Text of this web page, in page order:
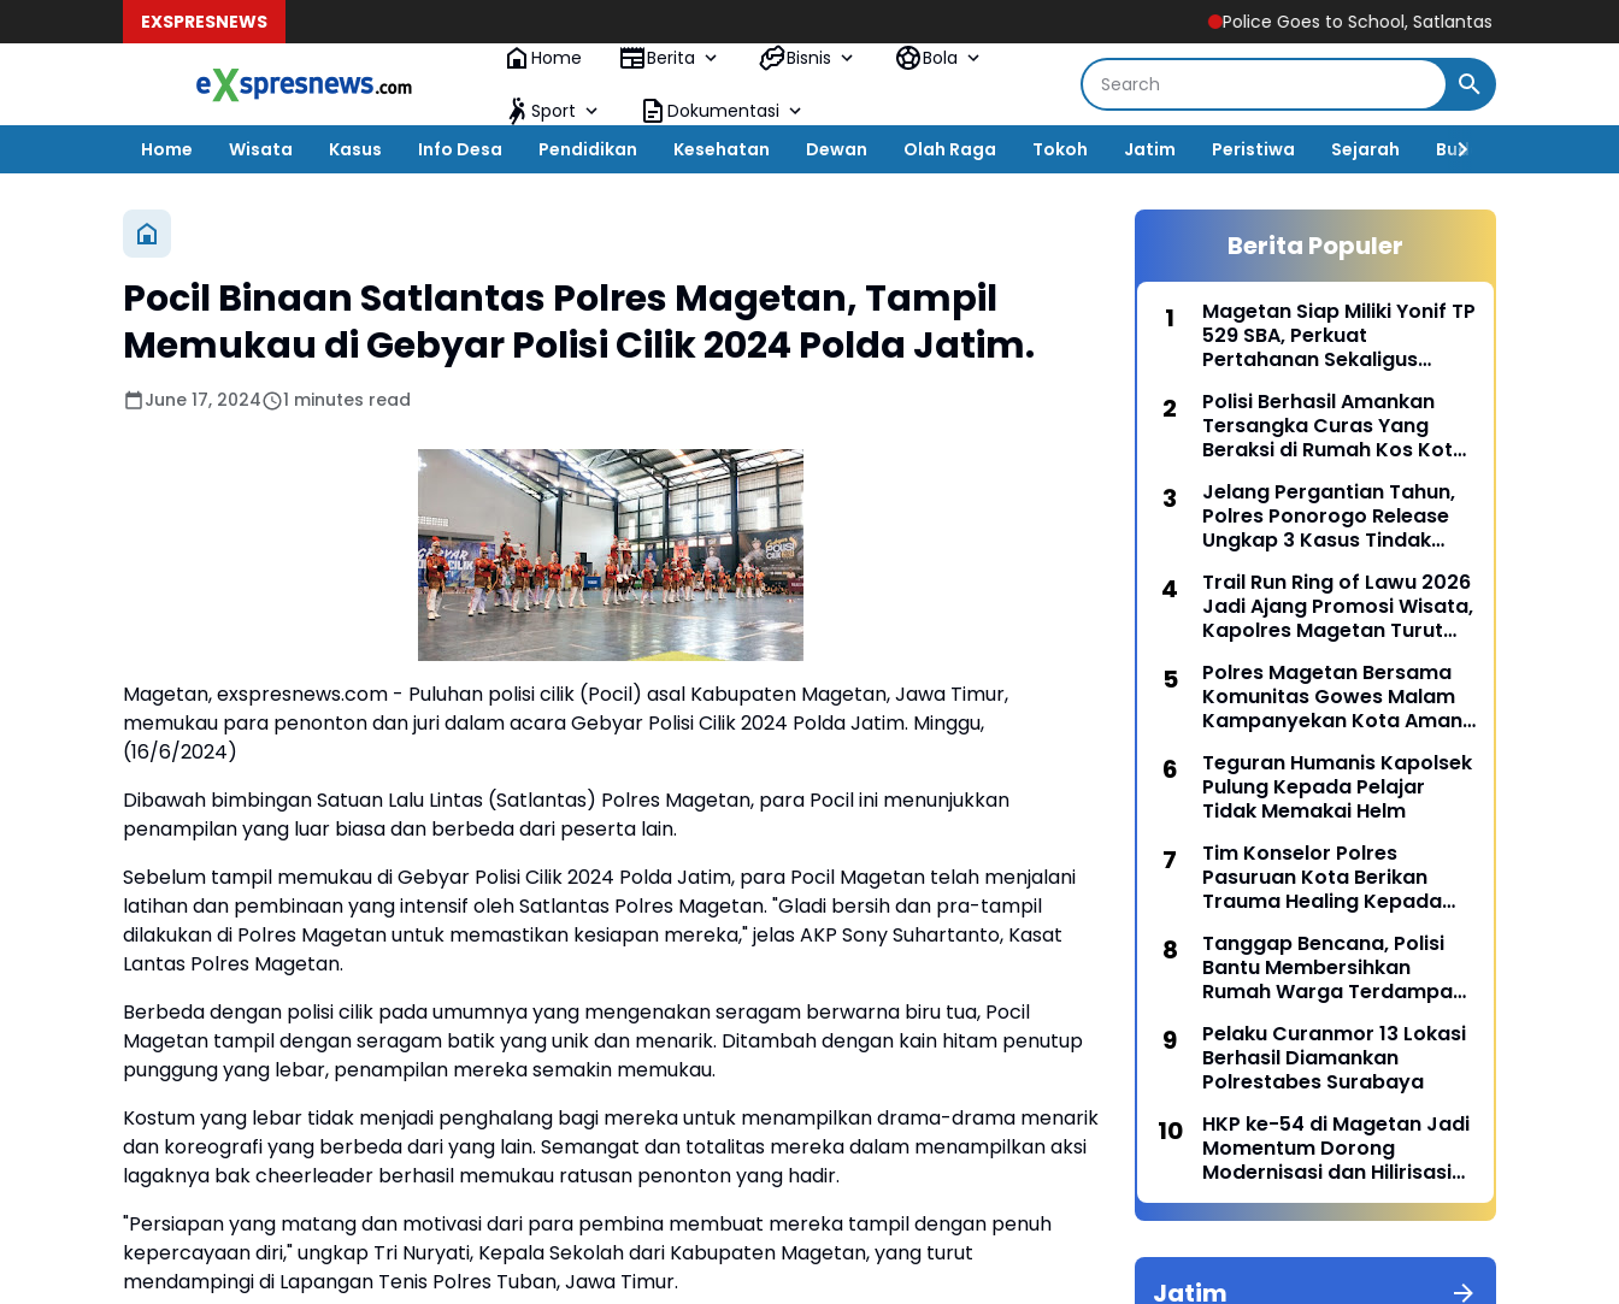
EXSPRESNEWS
Police Goes to School, Satlantas Ngawi Tanamkan Tertib
Home
Berita Bisnis Bola
Sport
Dokumentasi
Home
Wisata Kasus Info Desa Pendidikan Kesehatan Dewan Olah Raga Tokoh Jatim Peristiwa Sejarah Budaya
Pocil Binaan Satlantas Polres Magetan, Tampil
Memukau di Gebyar Polisi Cilik 2024 Polda Jatim.
June 17, 2024 1 minutes read
Magetan, exspresnews.com - Puluhan polisi cilik (Pocil) asal Kabupaten Magetan, Jawa Timur,
memukau para penonton dan juri dalam acara Gebyar Polisi Cilik 2024 Polda Jatim. Minggu,
(16/6/2024)
Dibawah bimbingan Satuan Lalu Lintas (Satlantas) Polres Magetan, para Pocil ini menunjukkan
penampilan yang luar biasa dan berbeda dari peserta lain.
Sebelum tampil memukau di Gebyar Polisi Cilik 2024 Polda Jatim, para Pocil Magetan telah menjalani
latihan dan pembinaan yang intensif oleh Satlantas Polres Magetan. "Gladi bersih dan pra-tampil
dilakukan di Polres Magetan untuk memastikan kesiapan mereka," jelas AKP Sony Suhartanto, Kasat
Lantas Polres Magetan.
Berbeda dengan polisi cilik pada umumnya yang mengenakan seragam berwarna biru tua, Pocil
Magetan tampil dengan seragam batik yang unik dan menarik. Ditambah dengan kain hitam penutup
punggung yang lebar, penampilan mereka semakin memukau.
Kostum yang lebar tidak menjadi penghalang bagi mereka untuk menampilkan drama-drama menarik
dan koreografi yang berbeda dari yang lain. Semangat dan totalitas mereka dalam menampilkan aksi
lagaknya bak cheerleader berhasil memukau ratusan penonton yang hadir.
"Persiapan yang matang dan motivasi dari para pembina membuat mereka tampil dengan penuh
kepercayaan diri," ungkap Tri Nuryati, Kepala Sekolah dari Kabupaten Magetan, yang turut
mendampingi di Lapangan Tenis Polres Tuban, Jawa Timur.
Berita Populer
Magetan Siap Miliki Yonif TP
529 SBA, Perkuat
Pertahanan Sekaligus
Daerah
Polisi Berhasil Amankan
Tersangka Curas Yang
Beraksi di Rumah Kos Kota
Jelang Pergantian Tahun,
Polres Ponorogo Release
Ungkap 3 Kasus Tindak
Trail Run Ring of Lawu 2026
Jadi Ajang Promosi Wisata,
Kapolres Magetan Turut
Polres Magetan Bersama
Komunitas Gowes Malam
Kampanyekan Kota Aman
Teguran Humanis Kapolsek
Pulung Kepada Pelajar
Tidak Memakai Helm
Tim Konselor Polres
Pasuruan Kota Berikan
Trauma Healing Kepada
2022
Tanggap Bencana, Polisi
Bantu Membersihkan
Rumah Warga Terdampak
Pelaku Curanmor 13 Lokasi
Berhasil Diamankan
Polrestabes Surabaya
HKP ke-54 di Magetan Jadi
Momentum Dorong
Modernisasi dan Hilirisasi
Pertanian
Jatim